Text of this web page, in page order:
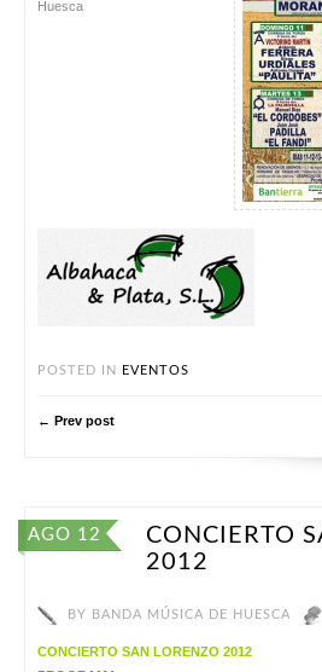
Huesca
POSTED IN EVENTOS
← Prev post
AGO 12
CONCIERTO
2012
BY BANDA MÚSICA DE HUESCA
CONCIERTO SAN LORENZO 2012